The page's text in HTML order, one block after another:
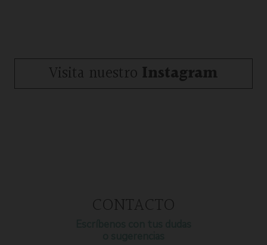
Visita nuestro Instagram
CONTACTO